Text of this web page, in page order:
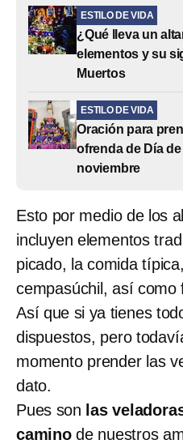
ESTILO DE VIDA
¿Qué lleva un
elementos y su
Muertos
ESTILO DE VIDA
Oración para
ofrenda de Día
noviembre
Esto por medio de los
incluyen elementos
picado, la comida
cempasúchil, así como
Así que si ya tienes
dispuestos, pero
momento prender las
dato.
Pues son las
caminode nuestros